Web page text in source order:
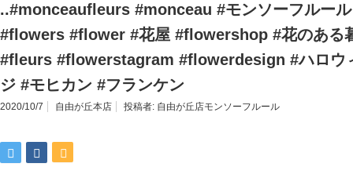
..#monceaufleurs #monceau #モンソーフルー
#flowers #flower #花屋 #flowershop #花のある
#fleurs #flowerstagram #flowerdesign #ハロウ
ジ #モヒカン #フランケン
2020/10/7 自由が丘本店 投稿者: 自由が丘店モンソーフルール